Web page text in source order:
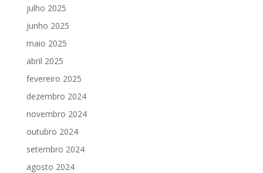
julho 2025
junho 2025
maio 2025
abril 2025
fevereiro 2025
dezembro 2024
novembro 2024
outubro 2024
setembro 2024
agosto 2024